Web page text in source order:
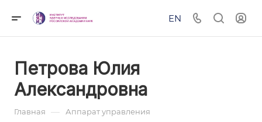
EN
Петрова Юлия
Александровна
Главная — Аппарат управления